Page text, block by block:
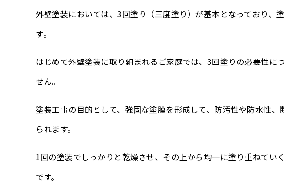
外壁塗装においては、3回塗り（三度塗り）が基本となっており、
す。
はじめて外壁塗装に取り組まれるご家庭では、3回塗りの必要性に
せん。
塗装工事の目的として、強固な塗膜を形成して、防汚性や防水性
られます。
1回の塗装でしっかりと乾燥させ、その上から均一に塗り重ねてい
です。